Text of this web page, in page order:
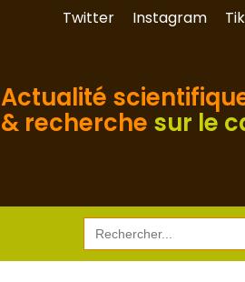
Twitter Instagram
Actualité
& recherche sur le
Search
for: